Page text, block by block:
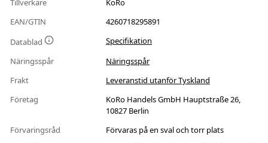
Tillverkare
KoRo
EAN/GTIN
4260718295891
Datablad
Specifikation
Näringsspår
Näringsspår
Frakt
Leveranstid utanför Tyskland
Företag
KoRo Handels GmbH Hauptstraße 26,
10827 Berlin
Förvaringsråd
Förvaras på en sval och torr plats